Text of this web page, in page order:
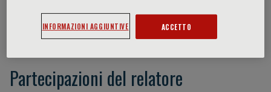
G. de Haan
Partecipazioni del relatore
INFORMAZIONI AGGIUNTIVE ACCETTO